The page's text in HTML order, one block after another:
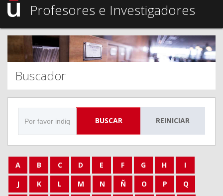
Profesores e Investigadores
Buscador
BUSCAR REINICIAR
A B C D E F G H
I
J
K L M N Ñ O P
Q